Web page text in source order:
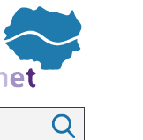
Zoeken